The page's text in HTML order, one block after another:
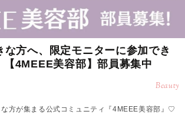
な方へ、限定モニターに参加でき
【4MEEE美容部】部員募集中
Beauty
方が集まる公式コミュニティ『4MEEE美容部』♡